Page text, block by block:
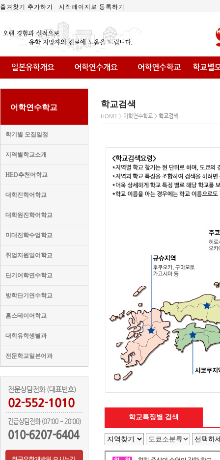
즐겨찾기 추가하기 시작페이지로 등록하기
어학연수학교
학기별 모집일정
지역별학교소개
HED추천어학교
대학진학어학교
대학원진학어학교
미대진학수업학교
취업지원일어학교
단기어학연수학교
방학단기연수학교
홈스테이어학교
대학유학생별과
전문학교일본어과
학교검색
HOME > 어학연수학교 > 학교검색
학교특징별 검색